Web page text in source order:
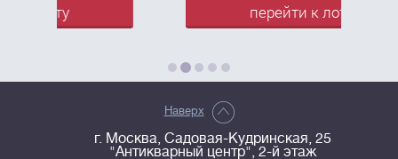
перейти к лоту
Наверх
г. Москва, Садовая-Кудринская, 25
"Антикварный центр", 2-й этаж